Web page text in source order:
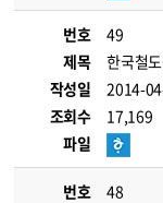
번호
49
제목
한국철
작성일
2014-
조회수
17,169
파일
번호
48